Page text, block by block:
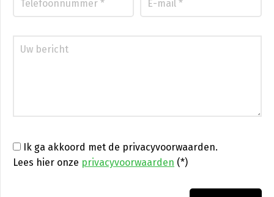
Ik ga akkoord met de privacyvoorwaarden.
Lees hier onze privacyvoorwaarden (*)